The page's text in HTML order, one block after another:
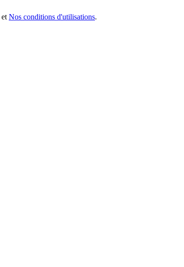
et Nos conditions d'utilisations.